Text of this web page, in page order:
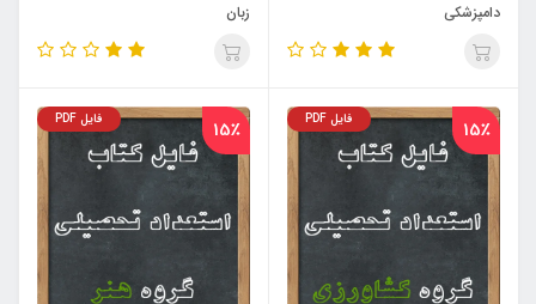
دامپزشکی
زبان
15٪ فایل PDF 15٪ فایل PDF